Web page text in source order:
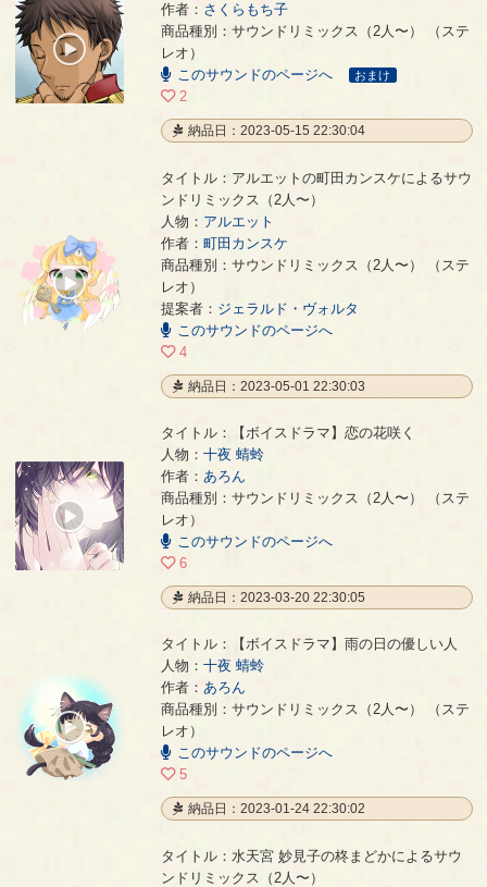
《サンクチュアリ》 lirio y rosa - さくらもち子
00:29
作者： さくらもち子
商品種別：サウンドリミックス（2人〜） （ステ
レオ）
このサウンドのページへ
おまけ
2
納品日：2023-05-15 22:30:04
アルエットの町田カンスケによるサウンドリミックス（2人〜）
04:08
タイトル：アルエットの町田カンスケによるサウ
ンドリミックス（2人〜）
人物： アルエット
作者： 町田カンスケ
商品種別：サウンドリミックス（2人〜） （ステ
レオ）
提案者： ジェラルド・ヴォルタ
このサウンドのページへ
4
納品日：2023-05-01 22:30:03
【ボイスドラマ】恋の花咲く
07:58
タイトル：【ボイスドラマ】恋の花咲く
人物： 十夜 蜻蛉
作者： あろん
商品種別：サウンドリミックス（2人〜） （ステ
レオ）
このサウンドのページへ
6
納品日：2023-03-20 22:30:05
【ボイスドラマ】雨の日の優しい人
01:34
タイトル：【ボイスドラマ】雨の日の優しい人
人物： 十夜 蜻蛉
作者： あろん
商品種別：サウンドリミックス（2人〜） （ステ
レオ）
このサウンドのページへ
5
納品日：2023-01-24 22:30:02
タイトル：水天宮 妙見子の柊まどかによるサウ
ンドリミックス（2人〜）